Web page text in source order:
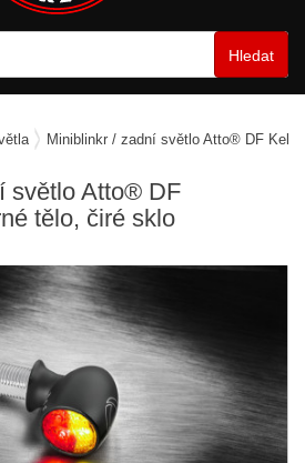
Hledat
Miniblinkr / zadní světlo Atto® DF
světlo Atto® DF
tělo, čiré sklo